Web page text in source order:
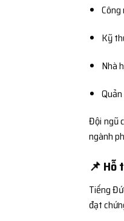
Kỹ
Nhà
Đội ngũ
ngành
📌 Hỗ
Tiếng
đạt